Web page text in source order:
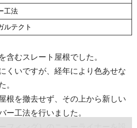
工法
ルテクト
含むスレート屋根でした。
くいですが、経年により色あせな
。
根を撤去せず、その上から新しい
ー工法を行いました。